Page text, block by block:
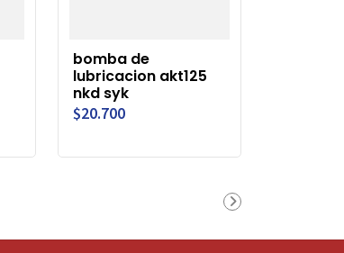
bomba de
lubricacion akt125
nkd syk
$20.700